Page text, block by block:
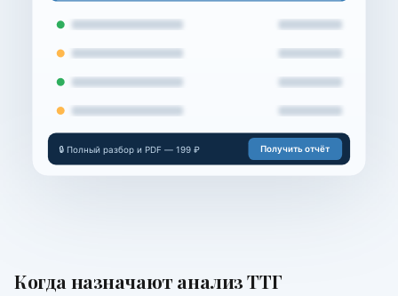
🔒 Полный разбор и PDF — 199 ₽ Получить отчёт
Когда назначают анализ ТТГ